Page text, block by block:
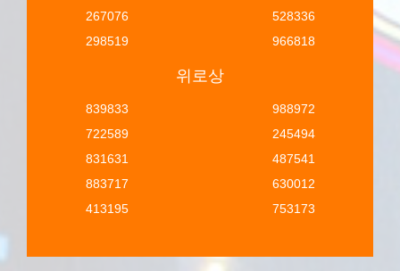
267076
298519
528336
966818
위로상
839833
722589
831631
883717
413195
988972
245494
487541
630012
753173